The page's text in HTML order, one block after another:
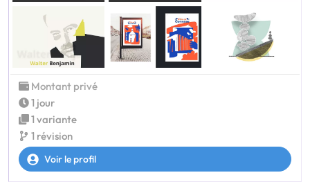
Montant privé
1 jour
1 variante
1 révision
Voir le profil